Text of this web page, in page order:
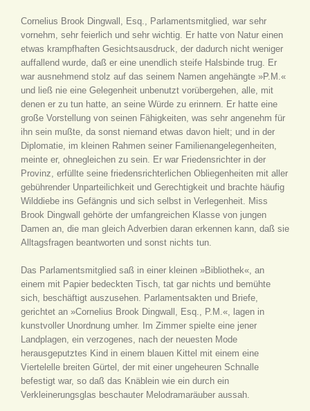
Cornelius Brook Dingwall, Esq., Parlamentsmitglied, war sehr
vornehm, sehr feierlich und sehr wichtig. Er hatte von Natur einen
etwas krampfhaften Gesichtsausdruck, der dadurch nicht weniger
auffallend wurde, daß er eine unendlich steife Halsbinde trug. Er
war ausnehmend stolz auf das seinem Namen angehängte »P.M.«
und ließ nie eine Gelegenheit unbenutzt vorübergehen, alle, mit
denen er zu tun hatte, an seine Würde zu erinnern. Er hatte eine
große Vorstellung von seinen Fähigkeiten, was sehr angenehm für
ihn sein mußte, da sonst niemand etwas davon hielt; und in der
Diplomatie, im kleinen Rahmen seiner Familienangelegenheiten,
meinte er, ohnegleichen zu sein. Er war Friedensrichter in der
Provinz, erfüllte seine friedensrichterlichen Obliegenheiten mit aller
gebührender Unparteilichkeit und Gerechtigkeit und brachte häufig
Wilddiebe ins Gefängnis und sich selbst in Verlegenheit. Miss
Brook Dingwall gehörte der umfangreichen Klasse von jungen
Damen an, die man gleich Adverbien daran erkennen kann, daß sie
Alltagsfragen beantworten und sonst nichts tun.
Das Parlamentsmitglied saß in einer kleinen »Bibliothek«, an
einem mit Papier bedeckten Tisch, tat gar nichts und bemühte
sich, beschäftigt auszusehen. Parlamentsakten und Briefe,
gerichtet an »Cornelius Brook Dingwall, Esq., P.M.«, lagen in
kunstvoller Unordnung umher. Im Zimmer spielte eine jener
Landplagen, ein verzogenes, nach der neuesten Mode
herausgeputztes Kind in einem blauen Kittel mit einem eine
Viertelelle breiten Gürtel, der mit einer ungeheuren Schnalle
befestigt war, so daß das Knäblein wie ein durch ein
Verkleinerungsglas beschauter Melodramaräuber aussah.